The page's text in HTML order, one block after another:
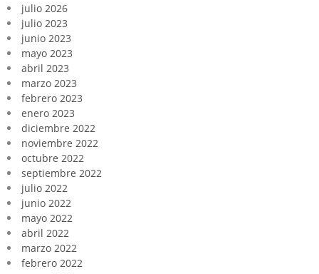
julio 2026
julio 2023
junio 2023
mayo 2023
abril 2023
marzo 2023
febrero 2023
enero 2023
diciembre 2022
noviembre 2022
octubre 2022
septiembre 2022
julio 2022
junio 2022
mayo 2022
abril 2022
marzo 2022
febrero 2022